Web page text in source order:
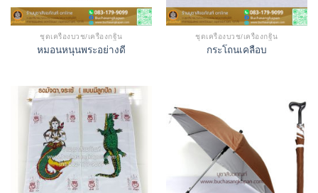
ชุดเครื่องบวช/เครื่องกฐิน
หมอนหนุนพระอย่างดี
ชุดเครื่องบวช/เครื่องกฐิน
กระโถนเคลือบ